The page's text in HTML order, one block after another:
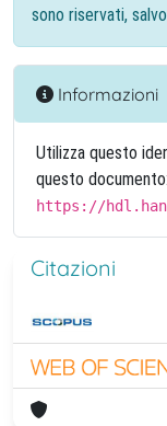
sono riservati,
Informazioni
Utilizza questo
questo documento:
https://
Citazioni